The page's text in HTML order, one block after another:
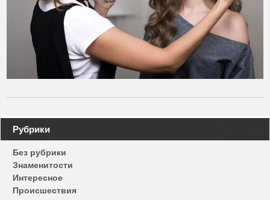
Навигация
по
записям
Рубрики
Без рубрики
Знаменитости
Интересное
Происшествия